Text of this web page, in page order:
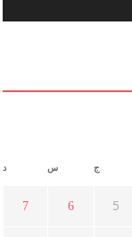
ج س د
5
6
7